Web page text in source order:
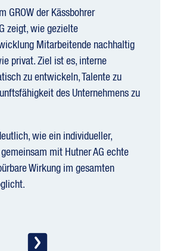
GROW der Kässbohrer
zeigt, wie gezielte
Mitarbeitende nachhaltig
privat. Ziel ist es, interne
zu entwickeln, Talente zu
des Unternehmens zu
wie ein individueller,
mit Hutner AG echte
Wirkung im gesamten